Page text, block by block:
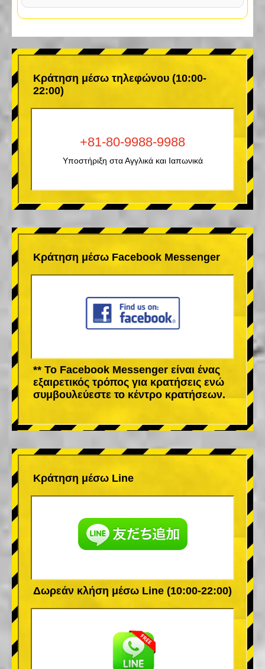
Κράτηση μέσω τηλεφώνου (10:00-
22:00)
+81-80-9988-9988
Υποστήριξη στα Αγγλικά και Ιαπωνικά
Κράτηση μέσω Facebook Messenger
** Το Facebook Messenger είναι ένας
εξαιρετικός τρόπος για κρατήσεις ενώ
συμβουλεύεστε το κέντρο κρατήσεων.
Κράτηση μέσω Line
Δωρεάν κλήση μέσω Line (10:00-22:00)